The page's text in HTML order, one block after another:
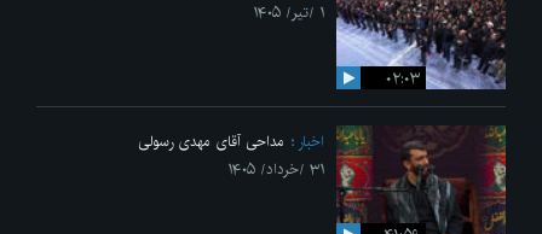
۰۲:۰۳
۱ /تیر/ ۱۴۰۵
اخبار
مداحی آقای مهدی رسولی
۳۱ /خرداد/ ۱۴۰۵